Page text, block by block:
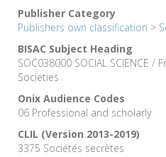
Publisher Category
Publishers own classification >
BISAC Subject Heading
SOC038000 SOCIAL SCIENCE /
Societies
Onix Audience Codes
06 Professional and scholarly
CLIL (Version 2013-2019)
3375 Sociétés secrètes